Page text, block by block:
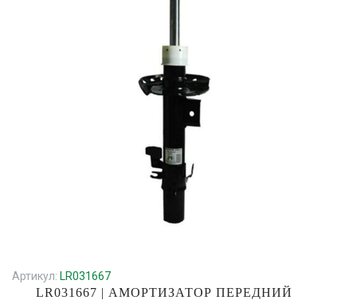
LR031667 | АМОРТИЗАТОР ПЕРЕДНИЙ
Артикул: LR031667